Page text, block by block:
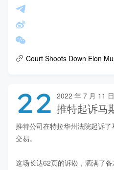
Court Shoots Down Elon
22 2022 年 7 月 11 日
推特起诉马
推特公司在特拉华州法院起诉
交易。
这场长达62页的诉讼，洒满了